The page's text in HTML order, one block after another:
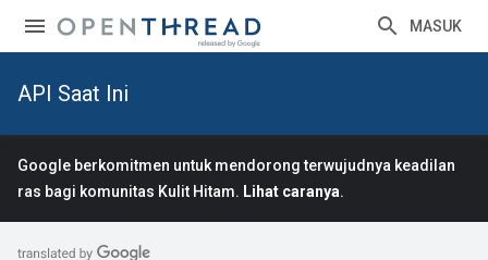
MASUK
API Saat Ini
Google berkomitmen untuk mendorong terwujudnya keadilan
ras bagi komunitas Kulit Hitam. Lihat caranya.